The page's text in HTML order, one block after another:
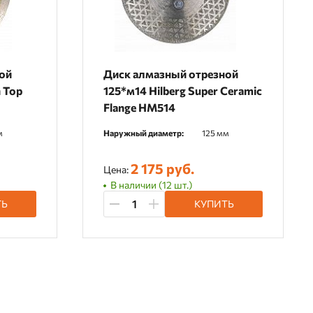
Top
Диск алмазный отрезной
125*м14 Hilberg Super Ceramic
Flange HM514
Наружный диаметр: 125 мм
Цена:2 175 руб.
В наличии (12 шт.)
КУПИТЬ